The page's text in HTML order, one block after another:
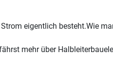
eigentlich besteht.Wie
mehr über